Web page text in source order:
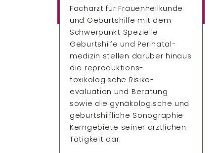
Facharzt für Frauenheilkunde
und Geburts­hilfe mit dem
Schwerpunkt Spezielle
Geburts­hilfe und Perinatal­
medizin stellen darüber hinaus
die re­pro­duktions­
toxikologische Risiko­
evaluation und Beratung
sowie die gynäkologische und
geburts­hilfliche Sonographie
Kerngebiete seiner ärztlichen
Tätigkeit dar.